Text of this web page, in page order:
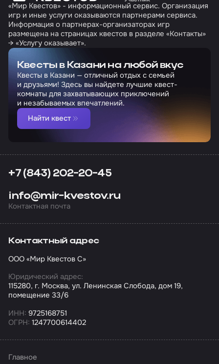
«Мир Квестов» - информационный сервис. Организация
игр и иные услуги оказываются партнерами сервиса.
Информация о партнерах-организаторах игр
размещена на страницах квестов в разделе «Контакты»
→ «Услугу оказывает».
Квесты в Казани на любой вкус
Квесты в Казани — отличный отдых с семьей
и друзьями! Здесь вы найдете лучшие квест-
комнаты для захватывающих приключений
и незабываемых впечатлений.
Найти квест
+7 (843) 202-20-45
info@mir-kvestov.ru
Контактная почта
Контактный адрес
ООО «Мир Квестов С»
Юридический адрес:
115280, г. Москва, ул. Ленинская Слобода, дом 19,
помещение 33/6
ИНН: 9725168751
ОГРН: 1247700614402
Главное